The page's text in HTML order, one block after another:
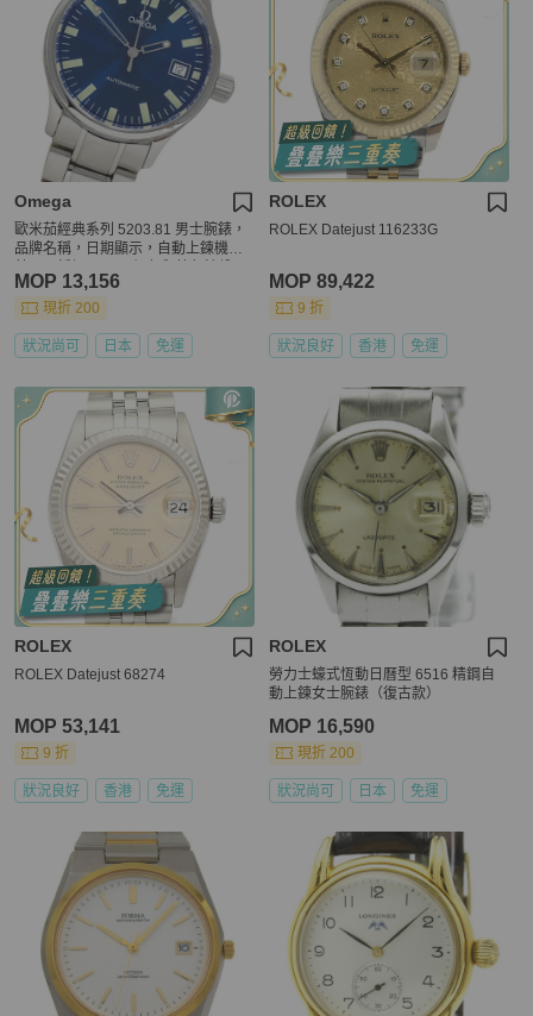
Omega
歐米茄經典系列 5203.81 男士腕錶，
品牌名稱，日期顯示，自動上鍊機
MOP 13,156
現折 200
狀況尚可 日本 免運
ROLEX
ROLEX Datejust 116233G
MOP 89,422
9 折
狀況良好 香港 免運
ROLEX
ROLEX Datejust 68274
MOP 53,141
9 折
狀況良好 香港 免運
ROLEX
勞力士蠔式恆動日曆型 6516 精鋼自
動上鍊女士腕錶（復古款）
MOP 16,590
現折 200
狀況尚可 日本 免運